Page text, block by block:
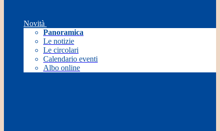
Novità
Panoramica
Le notizie
Le circolari
Calendario eventi
Albo online